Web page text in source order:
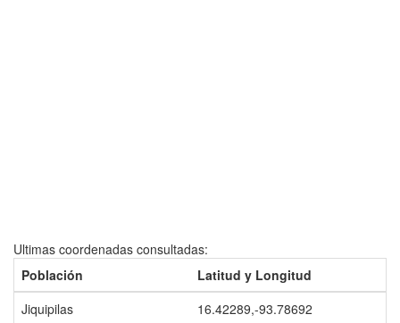
Ultimas coordenadas consultadas:
Población
Latitud y Longitud
Jiquipilas
16.42289,-93.78692